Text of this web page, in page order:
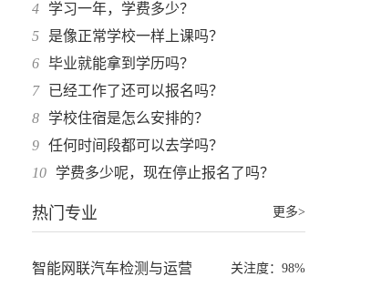
4
学习一年，学费多少？
5
是像正常学校一样上课吗？
6 毕业就能拿到学历吗？
7
已经工作了还可以报名吗？
8
学校住宿是怎么安排的？
9 任何时间段都可以去学吗？
10
学费多少呢，现在停止报名了吗？
热门专业 更多>
智能网联汽车检测与运营 关注度：98%